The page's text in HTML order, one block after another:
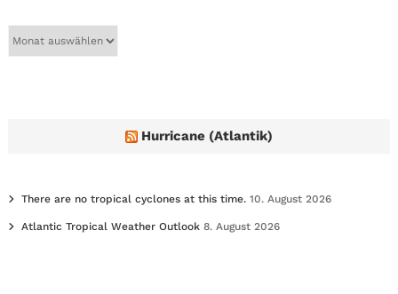
Hurricane (Atlantik)
There are no tropical cyclones at this time. 10. August 2026
Atlantic Tropical Weather Outlook 8. August 2026